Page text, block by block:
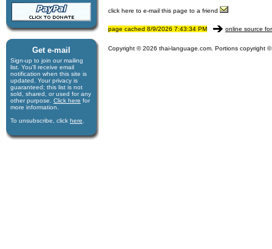
Get e-mail
Sign-up to join our mail­ing
list. You'll receive e­mail
notification when this site is
updated. Your privacy is
guaran­teed; this list is not
sold, shared, or used for any
other purpose. Click here for
more infor­mation.
To unsubscribe, click here
click here to e-mail this page to a friend
page cached 8/9/2026 7:43:34 PM online source
Copyright © 2026 thai-language.com. Portions copyright